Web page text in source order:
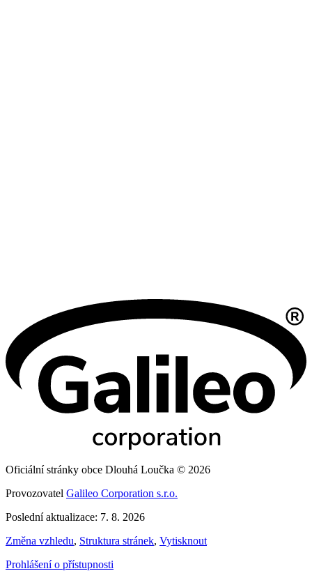
Oficiální stránky obce Dlouhá Loučka © 2026
Provozovatel Galileo Corporation s.r.o.
Poslední aktualizace: 7. 8. 2026
Změna vzhledu, Struktura stránek, Vytisknout
Prohlášení o přístupnosti